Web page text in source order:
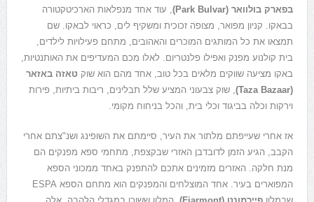
בפארק בולוואר (Park Bulvar)
, עוד אחד מנפלאות הארכיטקטורה
בבאקו. קניון מפואר, מצופה זכוכית ומשקיף לים, כראוי לבאקו. שם
תמצאו את כל המותגים המוכרים והאהובים, מתחם פעילויות לילדים,
בית קולנוע מפנק ואפילו פלנטריום. לאלו מכם המעדיפים את האותנטיות,
באקו מציעה שווקים מלאים בכל טוב, אחד מהם הוא שוק טאזה באזאר
(Taza Bazaar)
, שוק צבעוני המציע שלל תבלינים, ריבות ביתיות, פירות
וירקות וכלה בביגוד וכלי בית, והכל בניחוח מקומי.
אז אחרי שעייפתם מלתור את העיר, סיימתם את השופינג ושנ"צתם אחרי
הקבב, הגיע הזמן לדובדבן האזרי שבקצפת, מתחמי ספא מפנקים הם
מנת חלקה. האזרים מזמינים אתכם להתפנק באחד ממכוני הספא
המפוארים בעיר. אחד המוצלחים והמפנקים הוא מתחם הספא ESPA